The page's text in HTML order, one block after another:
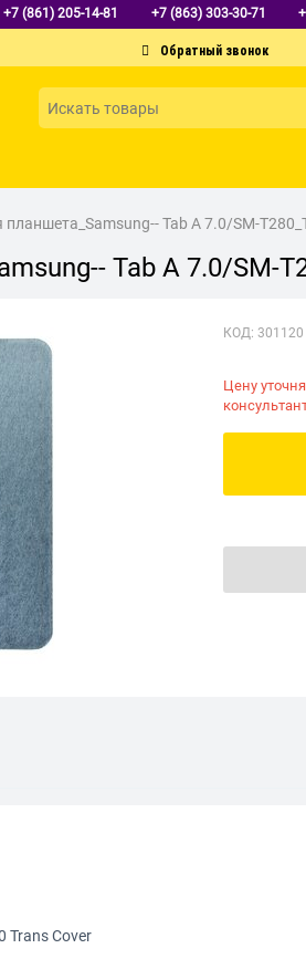
+7 (861) 205-14-81 +7 (863) 303-30-71
Tab A 7.0/SM-
Tab A 7.0/SM-
КОД: 301120
Цену
Trans Cover